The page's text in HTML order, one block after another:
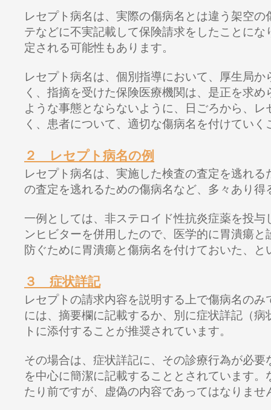
レセプト病名は、実際の傷病名とは違う架空
テなどに不実記載して保険請求をしたことに
定される可能性もあります。
レセプト病名は、個別指導において、厚生局
く、指摘を受けた保険医療機関は、是正を求
ような事態とならないように、日ごろから、
く、患者について、適切な傷病名を付けていく
２ レセプト病名の例
レセプト病名は、実施した検査の査定を逃れ
の査定を逃れるための傷病名など、多々あり得
一例としては、非ステロイド性抗炎症薬を投
ンヒビターを併用したので、医学的に胃潰瘍
防ぐために胃潰瘍と傷病名を付けておいた、
３ 症状詳記
レセプトの請求内容を説明する上で傷病名の
には、摘要欄に記載するか、別に症状詳記（
トに添付することが推奨されています。
その場合は、症状詳記に、その診療行為が必
を中心に簡潔に記載することとされています
たり前ですが、虚偽の内容であってはなりませ